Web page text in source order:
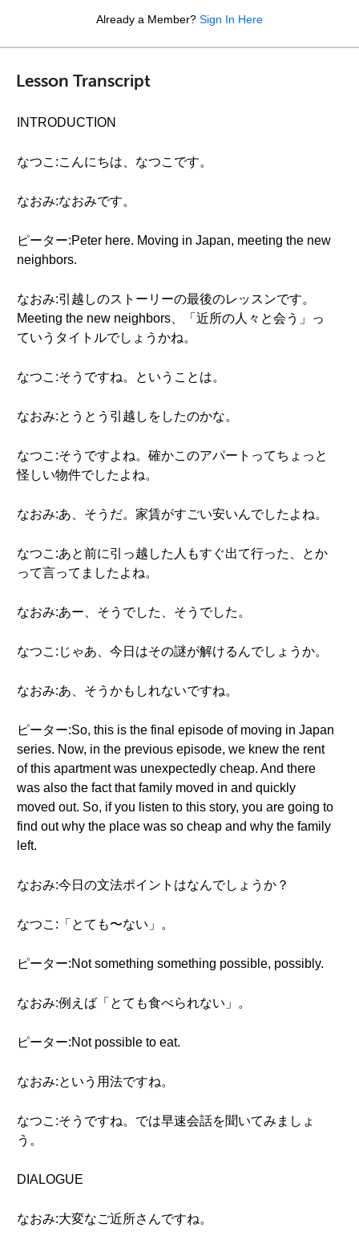
Already a Member? Sign In Here
Lesson Transcript
INTRODUCTION
なつこ:こんにちは、なつこです。
なおみ:なおみです。
ピーター:Peter here. Moving in Japan, meeting the new
neighbors.
なおみ:引越しのストーリーの最後のレッスンです。
Meeting the new neighbors、「近所の人々と会う」っ
ていうタイトルでしょうかね。
なつこ:そうですね。ということは。
なおみ:とうとう引越しをしたのかな。
なつこ:そうですよね。確かこのアパートってちょっと
怪しい物件でしたよね。
なおみ:あ、そうだ。家賃がすごい安いんでしたよね。
なつこ:あと前に引っ越した人もすぐ出て行った、とか
って言ってましたよね。
なおみ:あー、そうでした、そうでした。
なつこ:じゃあ、今日はその謎が解けるんでしょうか。
なおみ:あ、そうかもしれないですね。
ピーター:So, this is the final episode of moving in Japan
series. Now, in the previous episode, we knew the rent
of this apartment was unexpectedly cheap. And there
was also the fact that family moved in and quickly
moved out. So, if you listen to this story, you are going to
find out why the place was so cheap and why the family
left.
なおみ:今日の文法ポイントはなんでしょうか？
なつこ:「とても〜ない」。
ピーター:Not something something possible, possibly.
なおみ:例えば「とても食べられない」。
ピーター:Not possible to eat.
なおみ:という用法ですね。
なつこ:そうですね。では早速会話を聞いてみましょ
う。
DIALOGUE
なおみ:大変なご近所さんですね。